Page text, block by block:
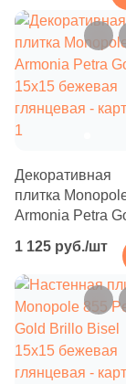
Декоративная
плитка
Armonia Petra
глянцевая
1 125 руб./шт